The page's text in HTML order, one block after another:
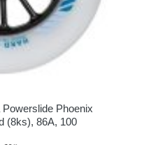
Phoenix
(8ks), 86A, 100